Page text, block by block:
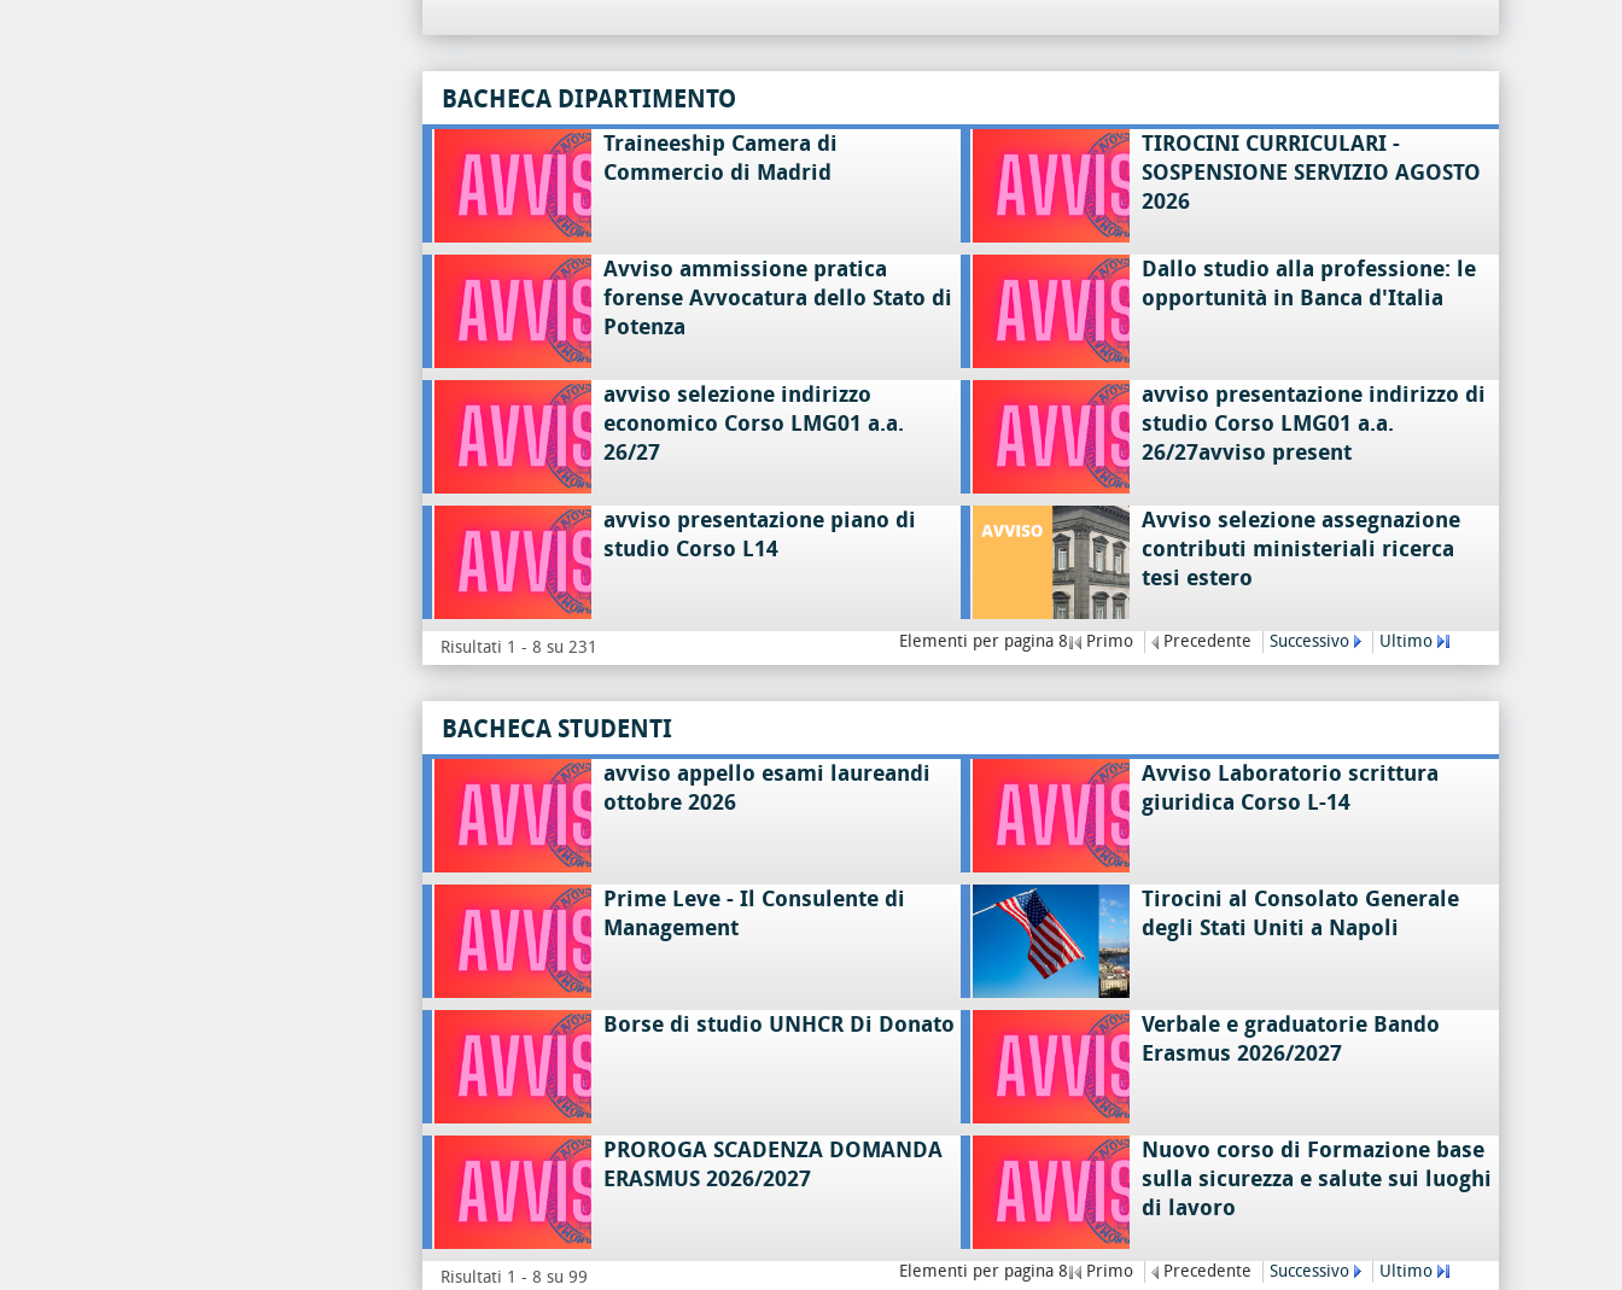
BACHECA DIPARTIMENTO
Traineeship Camera di
Commercio di Madrid
TIROCINI CURRICULARI -
SOSPENSIONE SERVIZIO AGOSTO
2026
Avviso ammissione pratica
forense Avvocatura dello Stato di
Potenza
Dallo studio alla professione: le
opportunità in Banca d'Italia
avviso selezione indirizzo
economico Corso LMG01 a.a.
26/27
avviso presentazione indirizzo di
studio Corso LMG01 a.a.
26/27avviso present
avviso presentazione piano di
studio Corso L14
Avviso selezione assegnazione
contributi ministeriali ricerca
tesi estero
Risultati 1 - 8 su 231 Elementi per pagina 8 Primo Precedente Successivo Ultimo
BACHECA STUDENTI
avviso appello esami laureandi
ottobre 2026
Avviso Laboratorio scrittura
giuridica Corso L-14
Prime Leve - Il Consulente di
Management
Tirocini al Consolato Generale
degli Stati Uniti a Napoli
Borse di studio UNHCR Di Donato
Verbale e graduatorie Bando
Erasmus 2026/2027
PROROGA SCADENZA DOMANDA
ERASMUS 2026/2027
Nuovo corso di Formazione base
sulla sicurezza e salute sui luoghi
di lavoro
Risultati 1 - 8 su 99 Elementi per pagina 8 Primo Precedente Successivo Ultimo